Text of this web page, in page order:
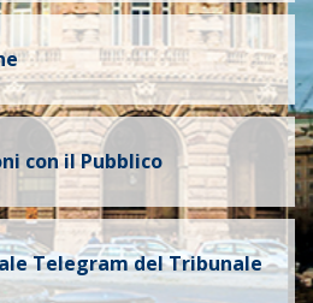
con il Pubblico
Telegram del Tribunale